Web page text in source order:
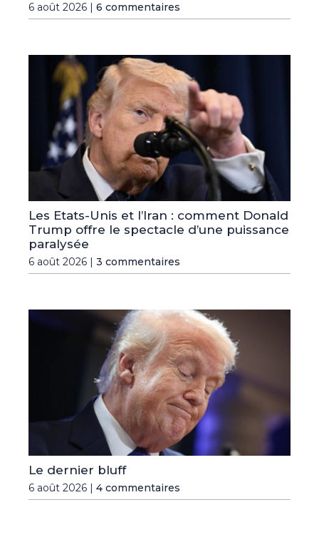
6 août 2026 | 6 commentaires
Les Etats-Unis et l’Iran : comment Donald
Trump offre le spectacle d’une puissance
paralysée
6 août 2026 | 3 commentaires
Le dernier bluff
6 août 2026 | 4 commentaires